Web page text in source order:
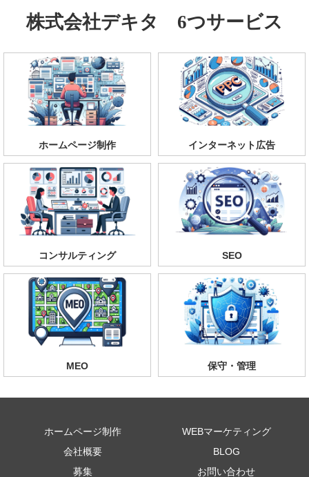
株式会社デキタ 6つサービス
ホームページ制作 インターネット広告
コンサルティング SEO
MEO 保守・管理
ホームページ制作
WEBマーケティング
会社概要
BLOG
募集
お問い合わせ